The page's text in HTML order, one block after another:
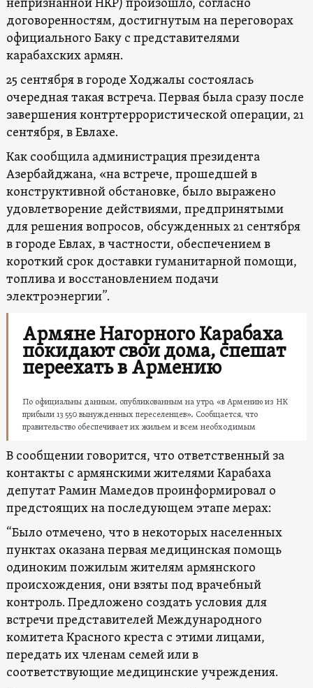
непризнанной НКР) произошло, согласно
договоренностям, достигнутым на переговорах
официального Баку с представителями
карабахских армян.
25 сентября в городе Ходжалы состоялась
очередная такая встреча. Первая была сразу после
завершения контртеррористической операции, 21
сентября, в Евлахе.
Как сообщила администрация президента
Азербайджана, «на встрече, прошедшей в
конструктивной обстановке, было выражено
удовлетворение действиями, предпринятыми
для решения вопросов, обсужденных 21 сентября
в городе Евлах, в частности, обеспечением в
короткий срок доставки гуманитарной помощи,
топлива и восстановлением подачи
электроэнергии”.
Армяне Нагорного Карабаха
покидают свои дома, спешат
переехать в Армению
По официальны данным, опубликованным на утро, «в Армению из НК
прибыли 13 550 вынужденных переселенцев». Сообщается, что
правительство обеспечивает их жильем и всем необходимым
В сообщении говорится, что ответственный за
контакты с армянскими жителями Карабаха
депутат Рамин Мамедов проинформировал о
предстоящих на последующем этапе мерах:
“Было отмечено, что в некоторых населенных
пунктах оказана первая медицинская помощь
одиноким пожилым жителям армянского
происхождения, они взяты под врачебный
контроль. Предложено создать условия для
встречи представителей Международного
комитета Красного креста с этими лицами,
передать их членам семей или в
соответствующие медицинские учреждения.